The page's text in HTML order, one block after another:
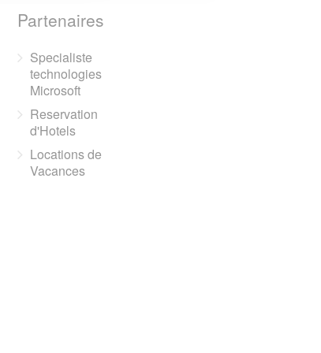
Partenaires
Specialiste
technologies
Microsoft
Reservation
d'Hotels
Locations de
Vacances